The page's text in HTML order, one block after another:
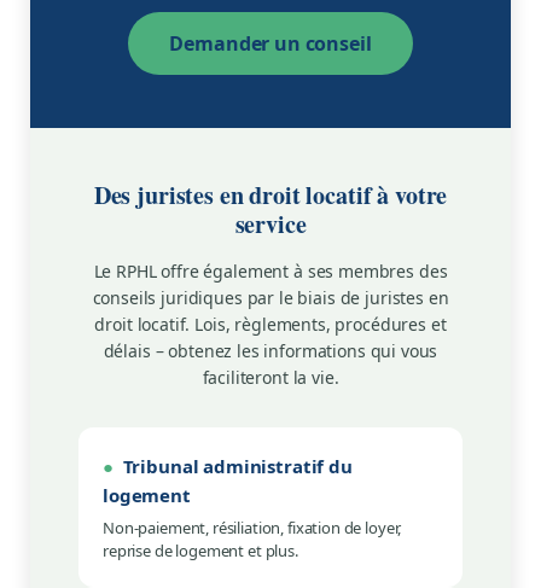
Avisarex
Cannabis
Actualités
Rabais et économies
Demander un conseil
Des juristes en droit locatif à votre
service
Le RPHL offre également à ses membres des
conseils juridiques par le biais de juristes en
droit locatif. Lois, règlements, procédures et
délais – obtenez les informations qui vous
faciliteront la vie.
● Tribunal administratif du
logement
Non-paiement, résiliation, fixation de loyer,
reprise de logement et plus.